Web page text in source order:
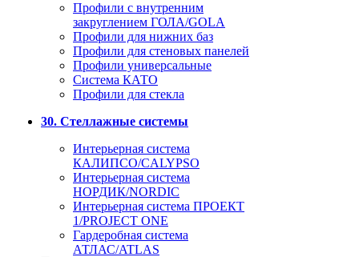
Профили с внутренним
закруглением ГОЛА/GOLA
Профили для нижних баз
Профили для стеновых панелей
Профили универсальные
Система КАТО
Профили для стекла
30. Стеллажные системы
Интерьерная система
КАЛИПСО/CALYPSO
Интерьерная система
НОРДИК/NORDIC
Интерьерная система ПРОЕКТ
1/PROJECT ONE
Гардеробная система
АТЛАС/ATLAS